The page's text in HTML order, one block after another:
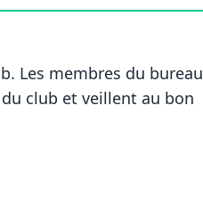
Les membres du bureau
club et veillent au bon